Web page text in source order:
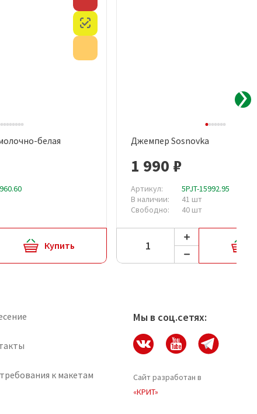
просмотрбелая
Купить
Быстрый просмотр
Джемпер Sosnovka
1 990 ₽
Артикул:
5PJT-15992.95
В наличии:
41 шт
Свободно:
40 шт
к макетам
Мы в соц.сетях:
Сайт разработан в
«КРИТ»